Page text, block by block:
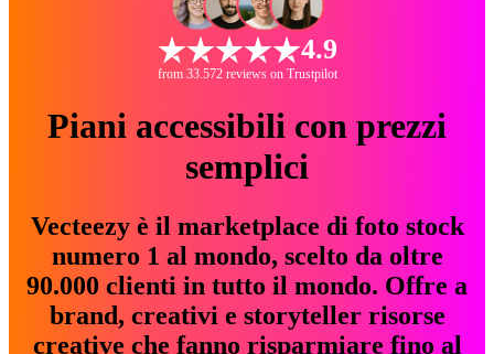
4.9
from 33.572 reviews on Trustpilot
Piani accessibili con prezzi
semplici
Vecteezy è il marketplace di foto stock
numero 1 al mondo, scelto da oltre
90.000 clienti in tutto il mondo. Offre a
brand, creativi e storyteller risorse
creative che fanno risparmiare fino al